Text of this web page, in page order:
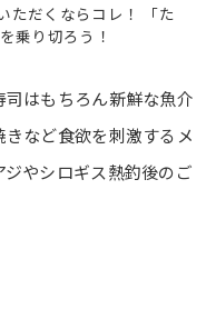
ただくならコレ！ 「た
乗り切ろう！
はもちろん新鮮な魚介
など食欲を刺激するメ
やシロギス熱釣後のご